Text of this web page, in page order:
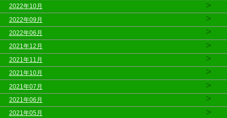
2022年10月 >
2022年09月 >
2022年06月 >
2021年12月 >
2021年11月 >
2021年10月 >
2021年07月 >
2021年06月 >
2021年05月 >